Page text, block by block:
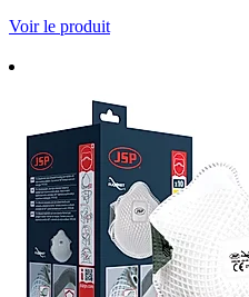
Voir le produit